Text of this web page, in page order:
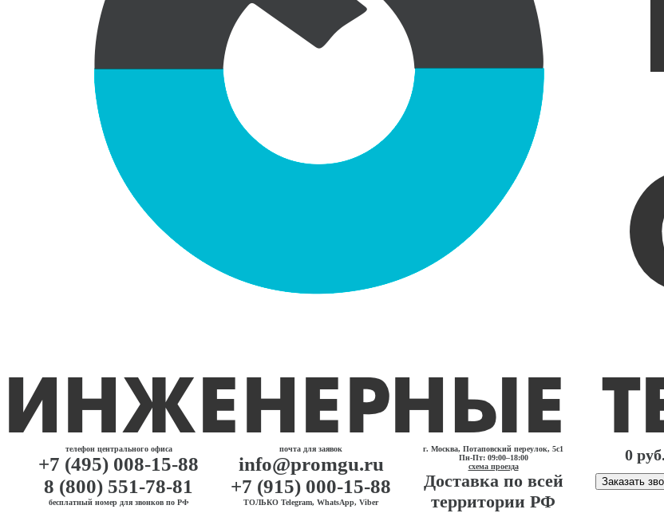
телефон центрального офиса
+7 (495) 008-15-88
8 (800) 551-78-81
бесплатный номер для звонков по РФ
почта для заявок
info@promgu.ru
+7 (915) 000-15-88
ТОЛЬКО Telegram, WhatsApp, Viber
г. Москва, Потаповский переулок, 5с1
Пн-Пт: 09:00–18:00
схема проезда
Доставка по всей
территории РФ
0 руб.
Заказать